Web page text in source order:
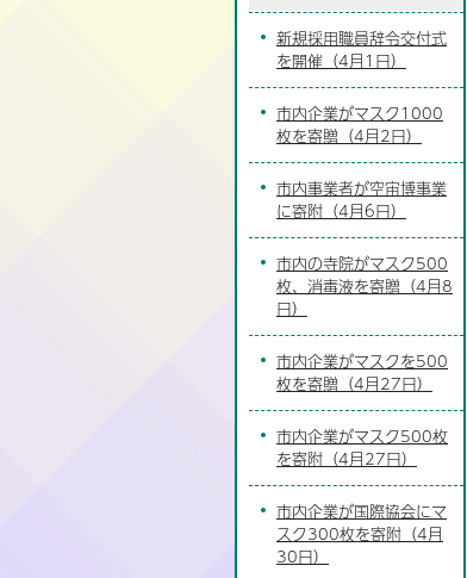
新規採用職員辞令交付式
を開催（4月1日）
市内企業がマスク1000
枚を寄贈（4月2日）
市内事業者が空宙博事業
に寄附（4月6日）
市内の寺院がマスク500
枚、消毒液を寄贈（4月8
日）
市内企業がマスクを500
枚を寄贈（4月27日）
市内企業がマスク500枚
を寄附（4月27日）
市内企業が国際協会にマ
スク300枚を寄附（4月
30日）